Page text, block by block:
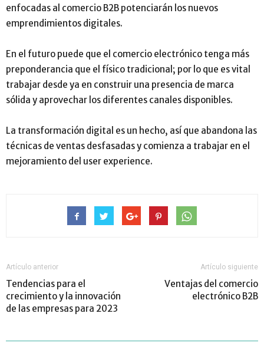
enfocadas al comercio B2B potenciarán los nuevos
emprendimientos digitales.
En el futuro puede que el comercio electrónico tenga más
preponderancia que el físico tradicional; por lo que es vital
trabajar desde ya en construir una presencia de marca
sólida y aprovechar los diferentes canales disponibles.
La transformación digital es un hecho, así que abandona las
técnicas de ventas desfasadas y comienza a trabajar en el
mejoramiento del user experience.
Artículo anterior
Tendencias para el
crecimiento y la innovación
de las empresas para 2023
Artículo siguiente
Ventajas del comercio
electrónico B2B